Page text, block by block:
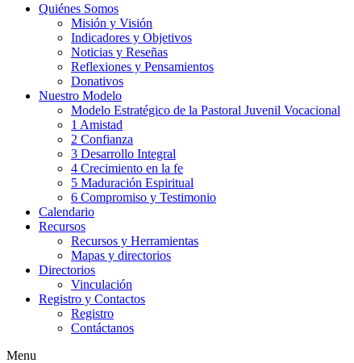
Quiénes Somos
Misión y Visión
Indicadores y Objetivos
Noticias y Reseñas
Reflexiones y Pensamientos
Donativos
Nuestro Modelo
Modelo Estratégico de la Pastoral Juvenil Vocacional
1 Amistad
2 Confianza
3 Desarrollo Integral
4 Crecimiento en la fe
5 Maduración Espiritual
6 Compromiso y Testimonio
Calendario
Recursos
Recursos y Herramientas
Mapas y directorios
Directorios
Vinculación
Registro y Contactos
Registro
Contáctanos
Menu